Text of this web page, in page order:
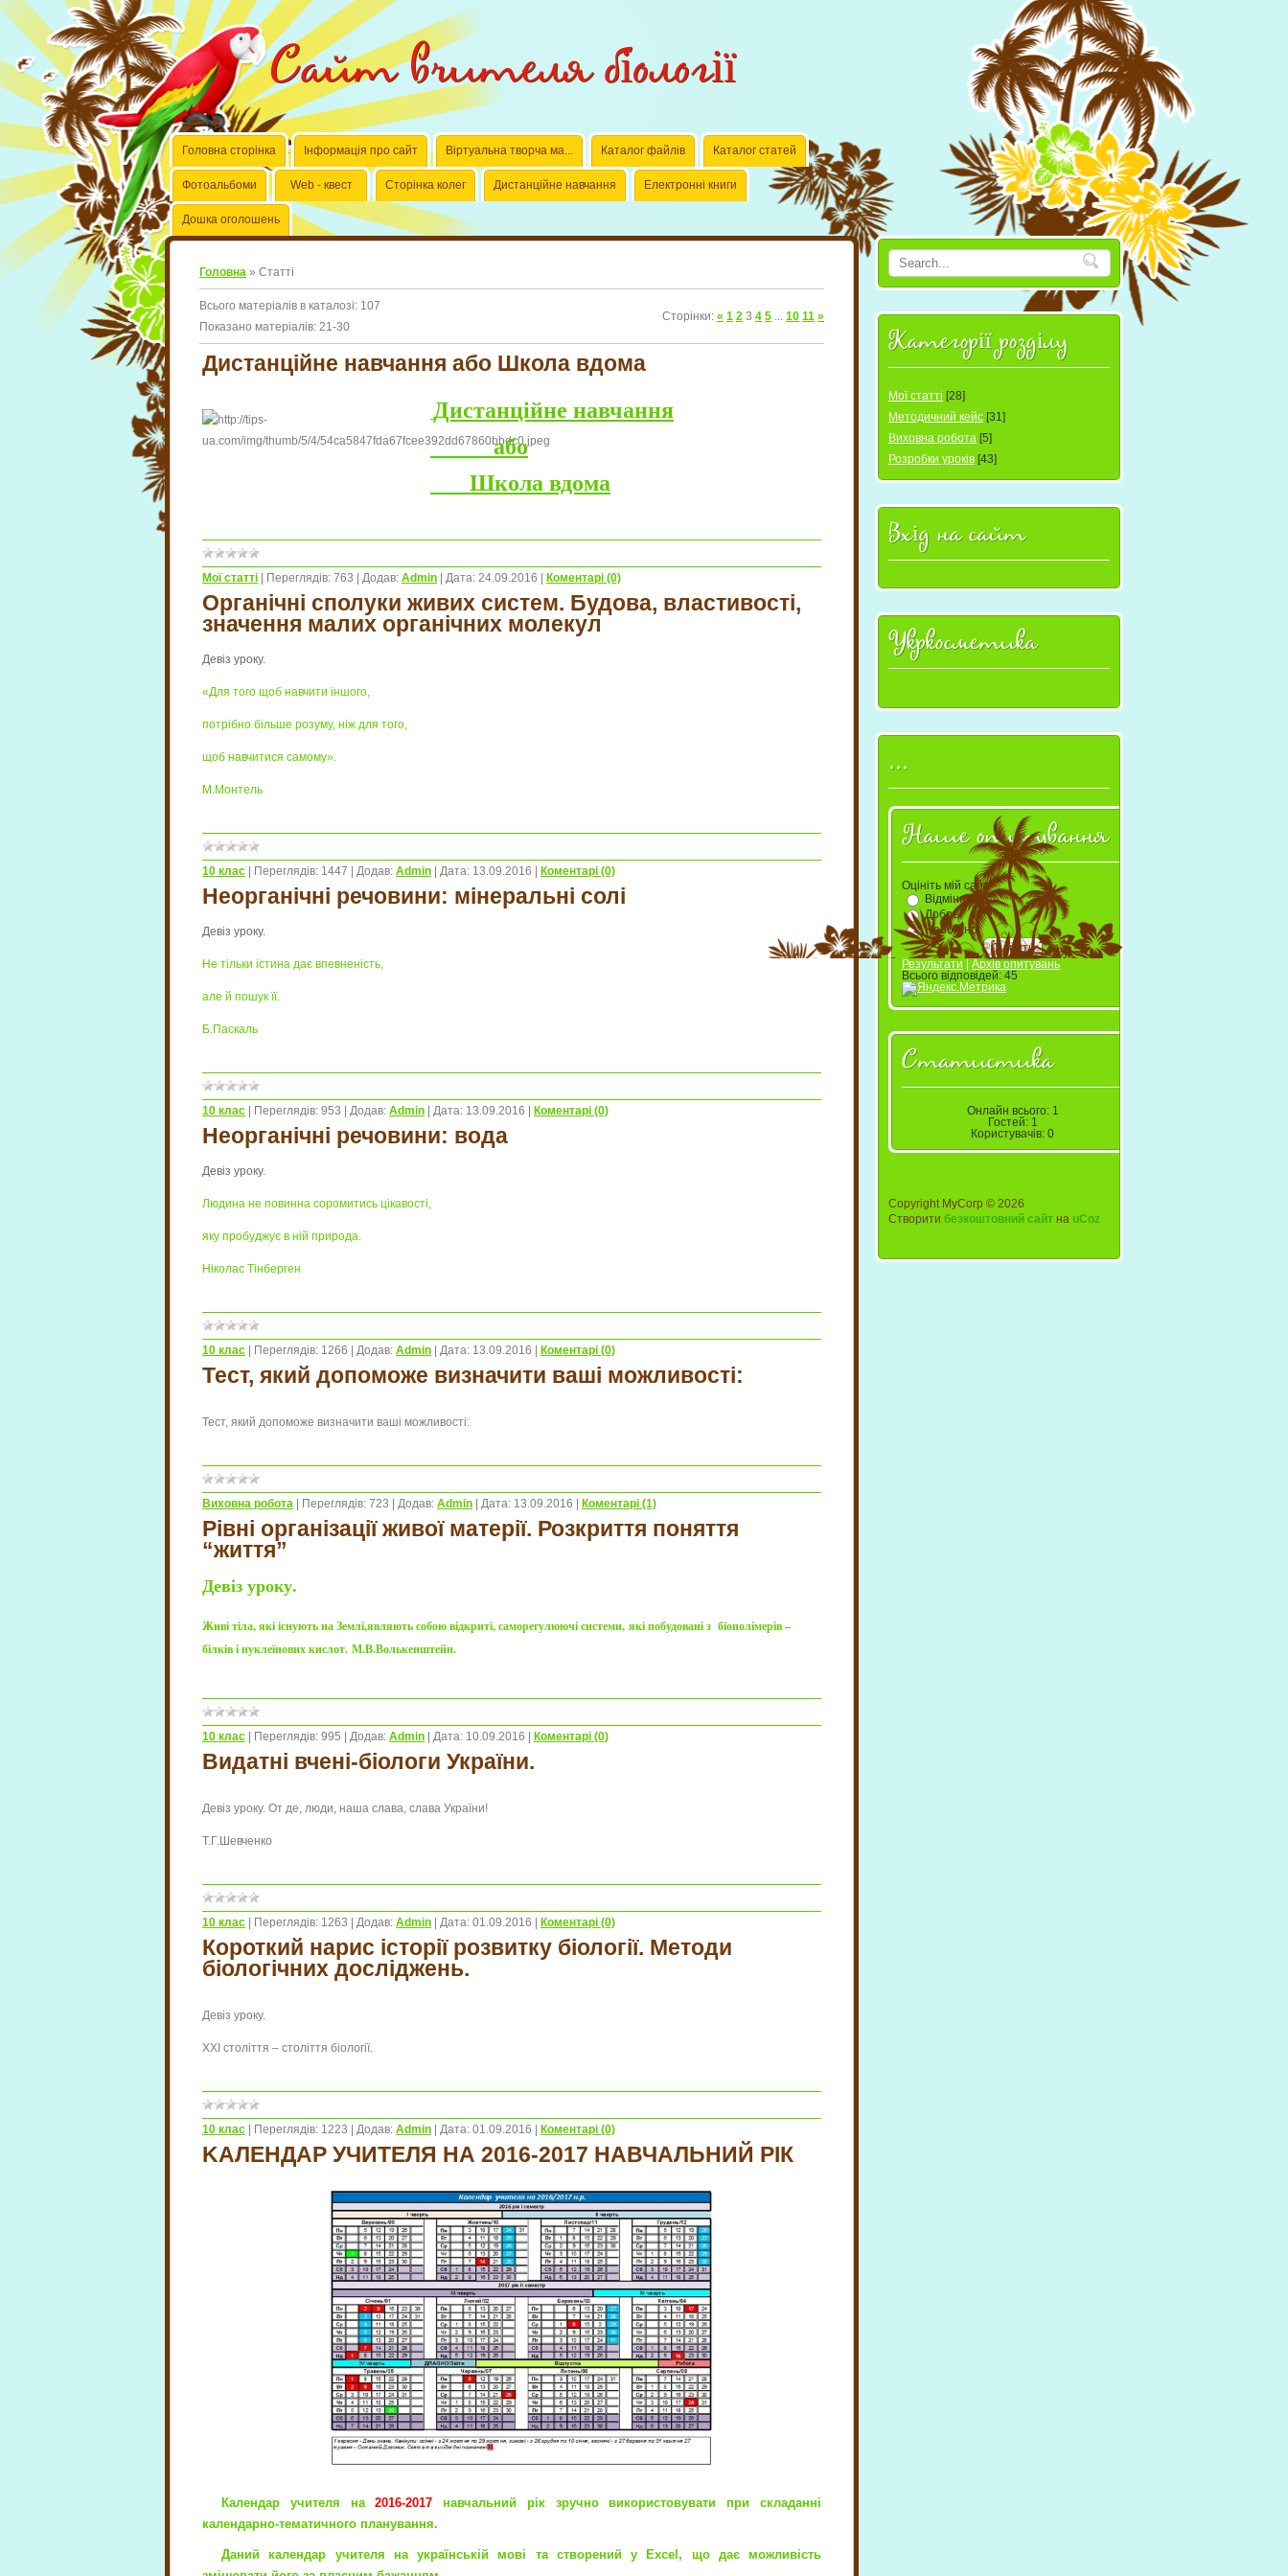
Сайт вчителя біології
Головна сторінка Інформація про сайт Віртуальна творча ма... Каталог файлів Каталог статей
Фотоальбоми Web - квест Сторінка колег Дистанційне навчання Електронні книги
Дошка оголошень
Головна » Статті
Всього матеріалів в каталозі: 107
Показано матеріалів: 21-30
Сторінки: « 1 2 3 4 5 ... 10 11 »
Дистанційне навчання або Школа вдома
Дистанційне навчання
або
Школа вдома
Мої статті Переглядів: 763 Додав: Admin Дата: 24.09.2016 Коментарі (0)
Органічні сполуки живих систем. Будова, властивості,
значення малих органічних молекул
Девіз уроку.
«Для того щоб навчити іншого,
потрібно більше розуму, ніж для того,
щоб навчитися самому».
М.Монтель
10 клас Переглядів: 1447 Додав: Admin Дата: 13.09.2016 Коментарі (0)
Неорганічні речовини: мінеральні солі
Девіз уроку.
Не тільки істина дає впевненість,
але й пошук її.
Б.Паскаль
10 клас Переглядів: 953 Додав: Admin Дата: 13.09.2016 Коментарі (0)
Неорганічні речовини: вода
Девіз уроку.
Людина не повинна соромитись цікавості,
яку пробуджує в ній природа.
Ніколас Тінберген
10 клас Переглядів: 1266 Додав: Admin Дата: 13.09.2016 Коментарі (0)
Тест, який допоможе визначити ваші можливості:
Тест, який допоможе визначити ваші можливості:
Виховна робота Переглядів: 723 Додав: Admin Дата: 13.09.2016 Коментарі (1)
Рівні організації живої матерії. Розкриття поняття
“життя”
Девіз уроку.
Живі тіла, які існують на Землі,являють собою відкриті, саморегулюючі системи, які побудовані з біополімерів –
білків і нуклеїнових кислот. М.В.Волькенштейн.
10 клас Переглядів: 995 Додав: Admin Дата: 10.09.2016 Коментарі (0)
Видатні вчені-біологи України.
Девіз уроку. От де, люди, наша слава, слава України!
Т.Г.Шевченко
10 клас Переглядів: 1263 Додав: Admin Дата: 01.09.2016 Коментарі (0)
Короткий нарис історії розвитку біології. Методи
біологічних досліджень.
Девіз уроку.
ХХІ століття – століття біології.
10 клас Переглядів: 1223 Додав: Admin Дата: 01.09.2016 Коментарі (0)
KАЛЕНДАР УЧИТЕЛЯ НА 2016-2017 НАВЧАЛЬНИЙ РІК
Календар учителя на2016-2017 навчальний рік зручно використовувати при складанні
календарно-тематичного планування.
Даний календар учителя на українській мові та створений у Excel, що дає можливість
Категорії розділу
Мої статті [28]
Методичний кейс [31]
Виховна робота [5]
Розробки уроків [43]
Вхід на сайт
Укркосметика
...
Наше опитування
Оцініть мій сайт
Відмінно
Добре
Непогано
Результати
Архів опитувань
Всього відповідей: 45
Статистика
Онлайн всього: 1
Гостей: 1
Користувачів: 0
Copyright MyCorp © 2026
Створити безкоштовний сайт на uCoz